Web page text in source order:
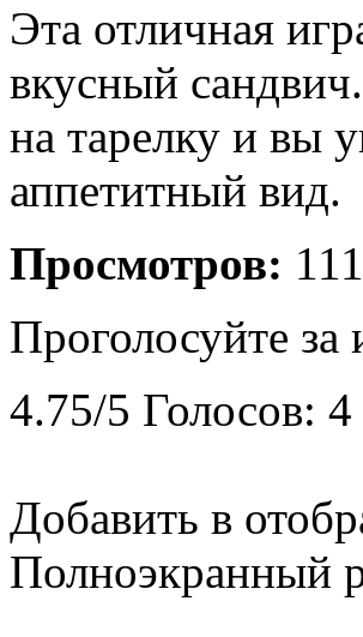
Эта отличная
вкусный
на тарелку и вы
аппетитный вид.
Просмотров:
Проголосуйте за
4.75/5 Голосов: 4
Добавить в
Полноэкранный